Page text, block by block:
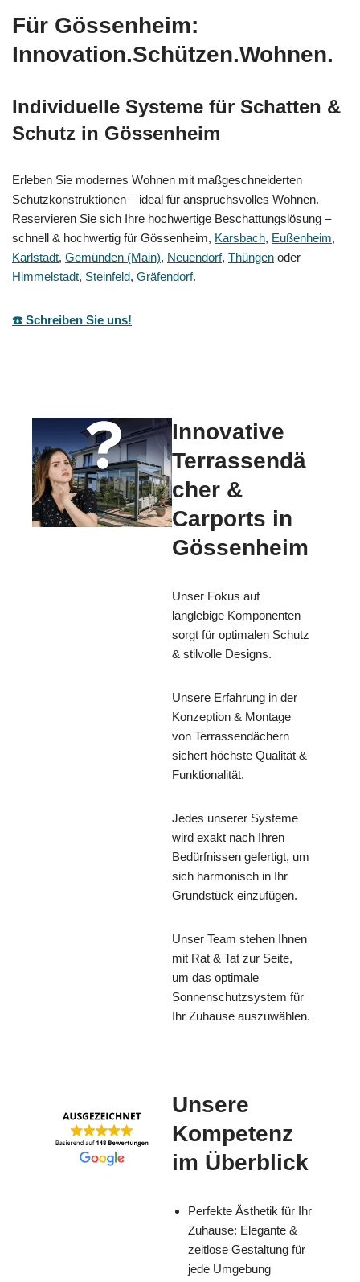
Für Gössenheim:
Innovation.Schützen.Wohnen.
Individuelle Systeme für Schatten &
Schutz in Gössenheim
Erleben Sie modernes Wohnen mit maßgeschneiderten
Schutzkonstruktionen – ideal für anspruchsvolles Wohnen.
Reservieren Sie sich Ihre hochwertige Beschattungslösung –
schnell & hochwertig für Gössenheim, Karsbach, Eußenheim,
Karlstadt, Gemünden (Main), Neuendorf, Thüngen oder
Himmelstadt, Steinfeld, Gräfendorf.
☎️ Schreiben Sie uns!
Innovative
Terrassendä
cher &
Carports in
Gössenheim
Unser Fokus auf
langlebige Komponenten
sorgt für optimalen Schutz
& stilvolle Designs.
Unsere Erfahrung in der
Konzeption & Montage
von Terrassendächern
sichert höchste Qualität &
Funktionalität.
Jedes unserer Systeme
wird exakt nach Ihren
Bedürfnissen gefertigt, um
sich harmonisch in Ihr
Grundstück einzufügen.
Unser Team stehen Ihnen
mit Rat & Tat zur Seite,
um das optimale
Sonnenschutzsystem für
Ihr Zuhause auszuwählen.
Unsere
Kompetenz
im Überblick
Perfekte Ästhetik für Ihr
Zuhause: Elegante &
zeitlose Gestaltung für
jede Umgebung